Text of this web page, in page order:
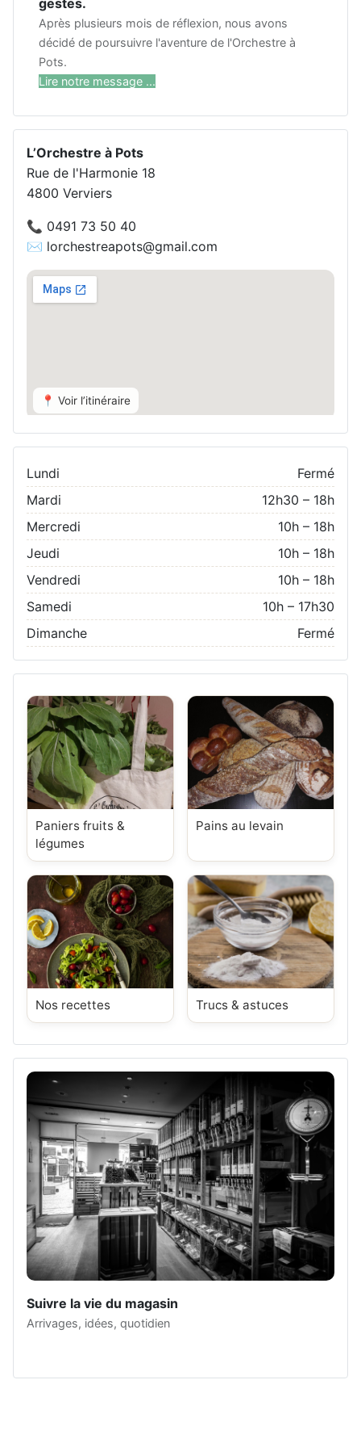
gestes.
Après plusieurs mois de réflexion, nous avons
décidé de poursuivre l'aventure de l'Orchestre à
Pots.
Lire notre message ...
L’Orchestre à Pots
Rue de l'Harmonie 18
4800 Verviers
📞 0491 73 50 40
✉️ lorchestreapots@gmail.com
📍 Voir l’itinéraire
Lundi
Fermé
Mardi
12h30 – 18h
Mercredi
10h – 18h
Jeudi
10h – 18h
Vendredi
10h – 18h
Samedi
10h – 17h30
Dimanche
Fermé
Paniers fruits &
légumes
Pains au levain
Nos recettes Trucs & astuces
Suivre la vie du magasin
Arrivages, idées, quotidien